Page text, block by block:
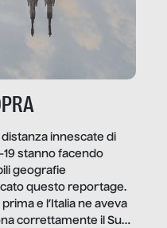
innescate di
19 stanno facendo
geografie
questo reportage.
e l’Italia ne aveva
correttamente il Sud